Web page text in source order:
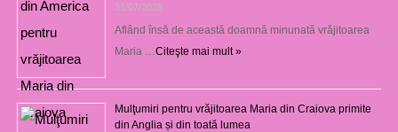
31/07/2026
Aflând însă de această doamnă minunată vrăjitoarea
Maria … Citeşte mai mult »
Mulţumiri pentru vrăjitoarea Maria din Craiova primite
din Anglia și din toată lumea